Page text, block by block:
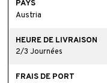
Austria
2/3 Journées